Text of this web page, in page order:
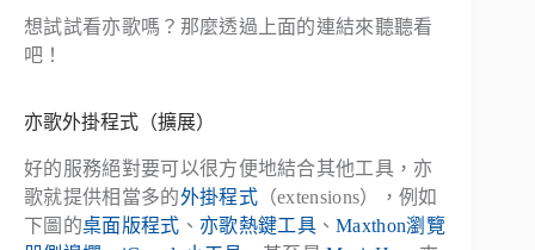
想試試看亦歌嗎？那麼透過上面的連結來聽聽看
吧！
亦歌外掛程式（擴展）
好的服務絕對要可以很方便地結合其他工具，亦
歌就提供相當多的外掛程式（extensions），例如
下圖的桌面版程式 、 亦歌熱鍵工具、Maxthon瀏覽